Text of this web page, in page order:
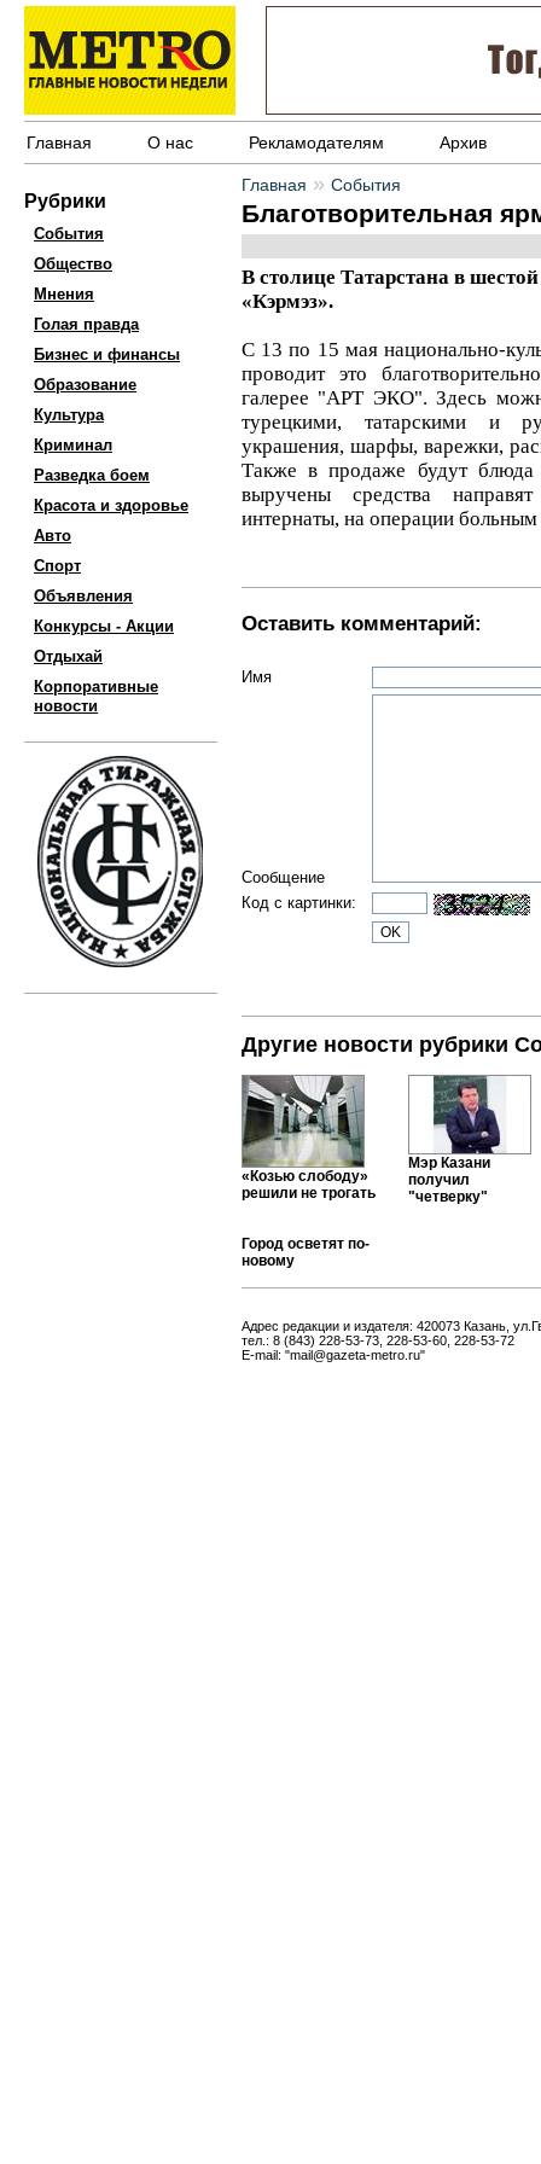
Главная О нас Рекламодателям Архив
Рубрики
События
Общество
Мнения
Голая правда
Бизнес и финансы
Образование
Культура
Криминал
Разведка боем
Красота и здоровье
Авто
Спорт
Объявления
Конкурсы - Акции
Отдыхай
Корпоративные
новости
Главная » События
Благотворительная
В столице Татарстана в
«Кэрмэз».
С 13 по 15 мая национально-
проводит это
галерее "АРТ ЭКО". Здесь
турецкими, татарскими и
украшения, шарфы, варежки,
Также в продаже будут блюда
выручены средства
интернаты, на операции больным
Оставить комментарий:
Имя
Сообщение
Код с картинки:
Другие новости рубрики
«Козью слободу»
решили не трогать
Мэр Казани
получил
"четверку"
Город осветят по-
новому
Адрес редакции и издателя: 420073 Казань,
тел.: 8 (843) 228-53-73, 228-53-60, 228-53-72
E-mail: "mail@gazeta-metro.ru"